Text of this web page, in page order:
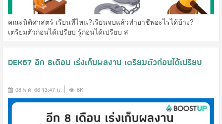
คณะนิติศาสตร์ เรียนที่ไหน?เรียนจบแล้วทำอาชีพอะไรได้บ้าง?
เตรียมตัวก่อนได้เปรียบ รู้ก่อนได้เปรียบ ส
DEK67 อีก 8เดือน เร่งเก็บผลงาน เตรียมตัวก่อนได้เปรียบ
08 พ.ค. 66 13:47 น. 6K